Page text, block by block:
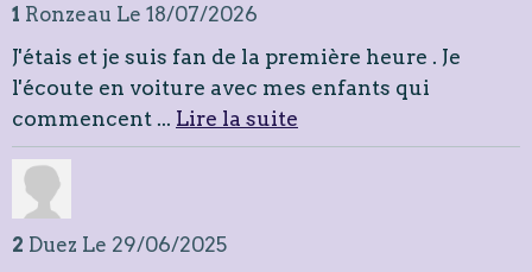
1 Ronzeau Le 18/07/2026
J'étais et je suis fan de la première heure . Je
l'écoute en voiture avec mes enfants qui
commencent ... Lire la suite
2 Duez Le 29/06/2025